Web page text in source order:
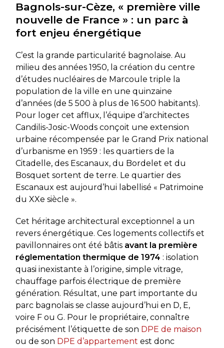
Bagnols-sur-Cèze, « première ville
nouvelle de France » : un parc à
fort enjeu énergétique
C’est la grande particularité bagnolaise. Au
milieu des années 1950, la création du centre
d’études nucléaires de Marcoule triple la
population de la ville en une quinzaine
d’années (de 5 500 à plus de 16 500 habitants).
Pour loger cet afflux, l’équipe d’architectes
Candilis-Josic-Woods conçoit une extension
urbaine récompensée par le Grand Prix national
d’urbanisme en 1959 : les quartiers de la
Citadelle, des Escanaux, du Bordelet et du
Bosquet sortent de terre. Le quartier des
Escanaux est aujourd’hui labellisé « Patrimoine
du XXe siècle ».
Cet héritage architectural exceptionnel a un
revers énergétique. Ces logements collectifs et
pavillonnaires ont été bâtis avant la première
réglementation thermique de 1974 : isolation
quasi inexistante à l’origine, simple vitrage,
chauffage parfois électrique de première
génération. Résultat, une part importante du
parc bagnolais se classe aujourd’hui en D, E,
voire F ou G. Pour le propriétaire, connaître
précisément l’étiquette de son DPE de maison
ou de son DPE d’appartement est donc